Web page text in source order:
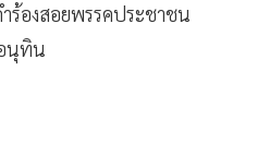
ร้องสอยพรรคประชาชน
นุทิน